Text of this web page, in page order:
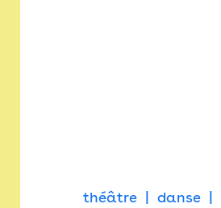
théâtre danse